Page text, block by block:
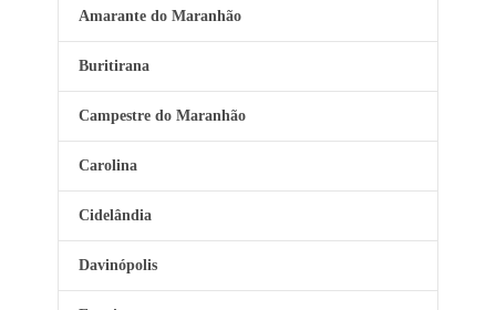
Amarante do Maranhão
Buritirana
Campestre do Maranhão
Carolina
Cidelândia
Davinópolis